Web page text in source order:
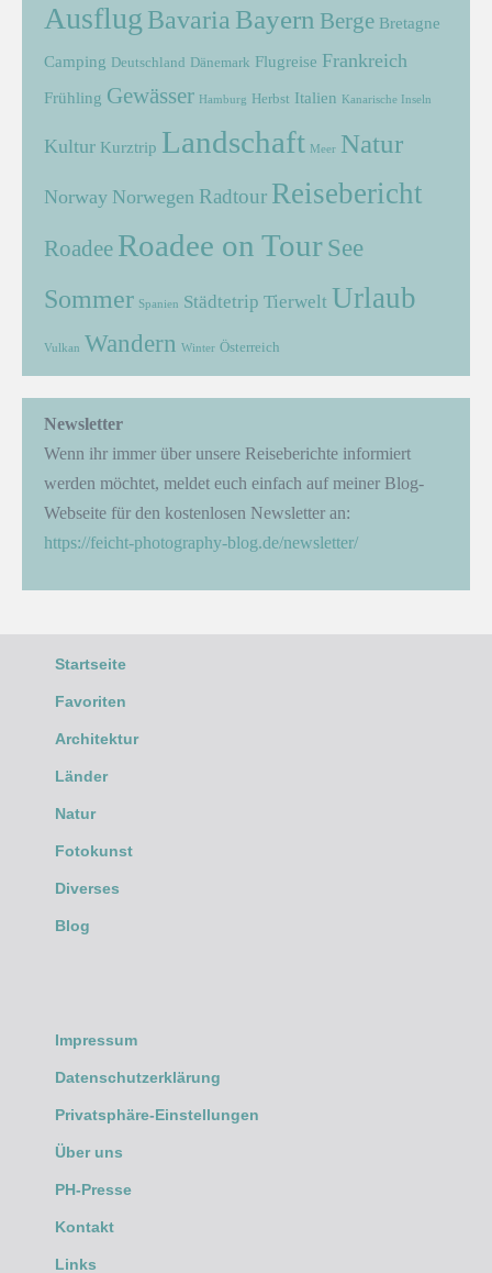
Ausflug Bavaria Bayern Berge Bretagne
Camping Deutschland Dänemark Flugreise Frankreich
Frühling Gewässer Hamburg Herbst Italien Kanarische Inseln
Kultur Kurztrip Landschaft Meer Natur
Norway Norwegen Radtour Reisebericht
Roadee Roadee on Tour See
Sommer Spanien Städtetrip Tierwelt Urlaub
Vulkan Wandern Winter Österreich
Newsletter
Wenn ihr immer über unsere Reiseberichte informiert
werden möchtet, meldet euch einfach auf meiner Blog-
Webseite für den kostenlosen Newsletter an:
https://feicht-photography-blog.de/newsletter/
Startseite
Favoriten
Architektur
Länder
Natur
Fotokunst
Diverses
Blog
Impressum
Datenschutzerklärung
Privatsphäre-Einstellungen
Über uns
PH-Presse
Kontakt
Links